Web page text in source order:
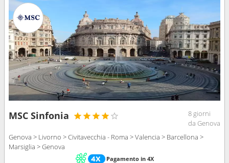
MSC Sinfonia
8 giorni
da Genova
Genova > Livorno > Civitavecchia - Roma > Valencia > Barcellona >
Marsiglia > Genova
Pagamento in 4X